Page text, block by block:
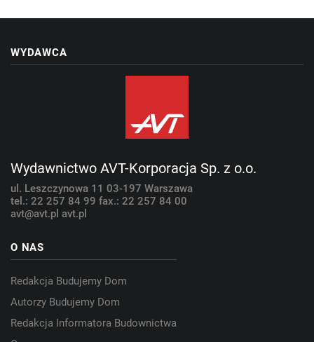
WYDAWCA
Wydawnictwo AVT-Korporacja Sp. z o.o.
ul. Leszczynowa 11 03-197 Warszawa
tel.: 22 257 84 99 fax.: 22 257 84 00
avt@avt.pl avt.pl
O NAS
Redakcja Budujemy Dom
Autorzy Budujemy Dom
Redakcja Informatora Budownictwa